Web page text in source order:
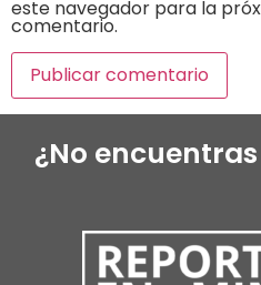
este navegador para la
comentario.
¿No